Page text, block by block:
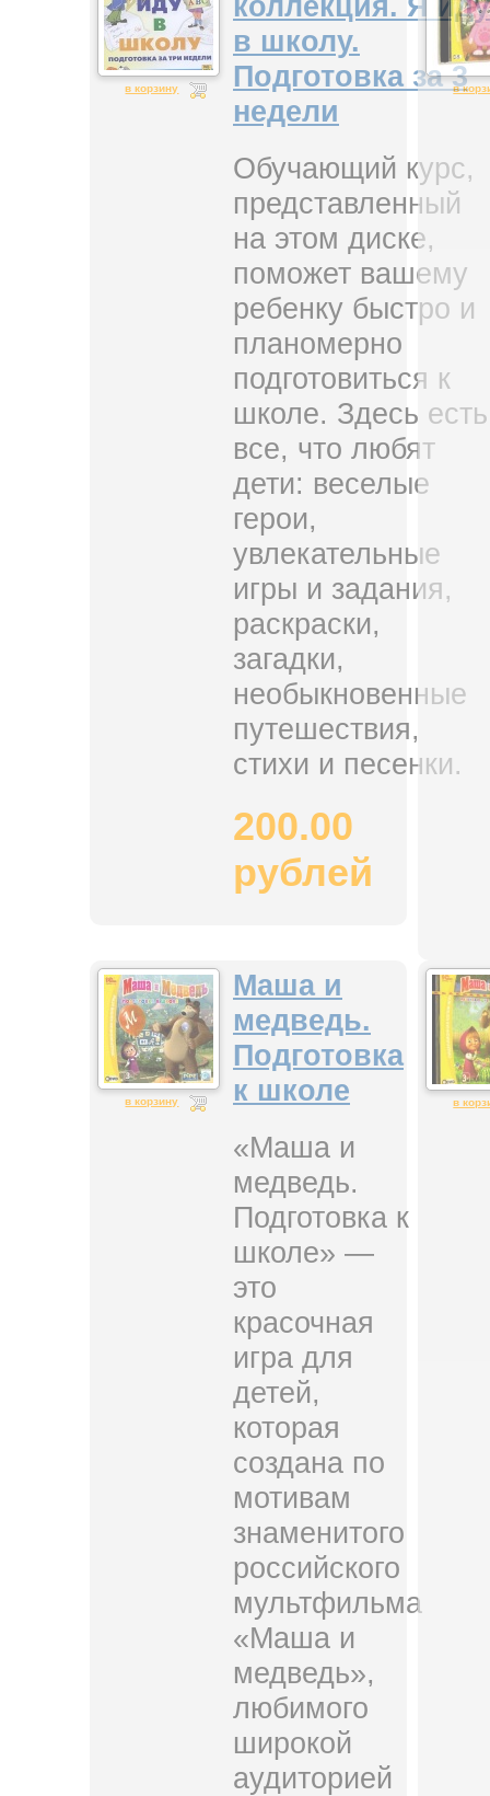
в корзину
в школу.
Подготовка за 3
недели
Обучающий курс,
представленный
на этом диске,
поможет вашему
ребенку быстро и
планомерно
подготовиться к
школе. Здесь есть
все, что любят
дети: веселые
герои,
увлекательные
игры и задания,
раскраски,
загадки,
необыкновенные
путешествия,
стихи и песенки.
200.00
рублей
в
в корзину
Маша и
медведь.
Подготовка
к школе
«Маша и
медведь.
Подготовка к
школе» —
это
красочная
игра для
детей,
которая
создана по
мотивам
знаменитого
российского
мультфильма
«Маша и
медведь»,
любимого
широкой
аудиторией
в